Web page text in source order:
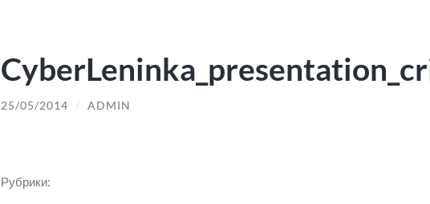
25/05/2014 / ADMIN
Рубрики: